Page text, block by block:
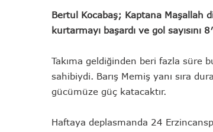
Bertul Kocabaş; Kaptana Maşallah
kurtarmayı başardı ve gol sayısını
Takıma geldiğinden beri fazla süre
sahibiydi. Barış Memiş yanı sıra
gücümüze güç katacaktır.
Haftaya deplasmanda 24